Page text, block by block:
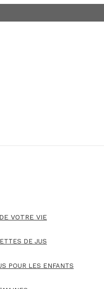
VOTRE VIE
DE JUS
POUR LES ENFANTS